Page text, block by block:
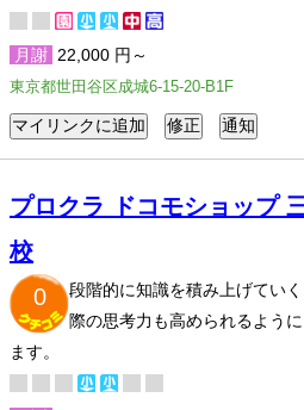
月謝 22,000 円～
東京都世田谷区成城6-15-20-B1F
プロクラ ドコモショップ
校
0
段階的に知識を積み上げてい
際の思考力も高められるよう
ます。